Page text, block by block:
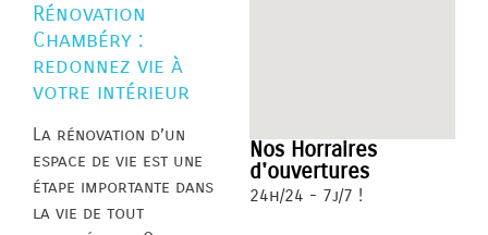
Rénovation
Chambéry :
redonnez vie à
votre intérieur
La rénovation d’un
espace de vie est une
étape importante dans
la vie de tout
Nos Horraires
d'ouvertures
24h/24 - 7j/7 !